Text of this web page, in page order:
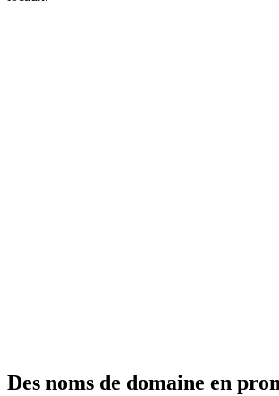
Des noms de domaine en